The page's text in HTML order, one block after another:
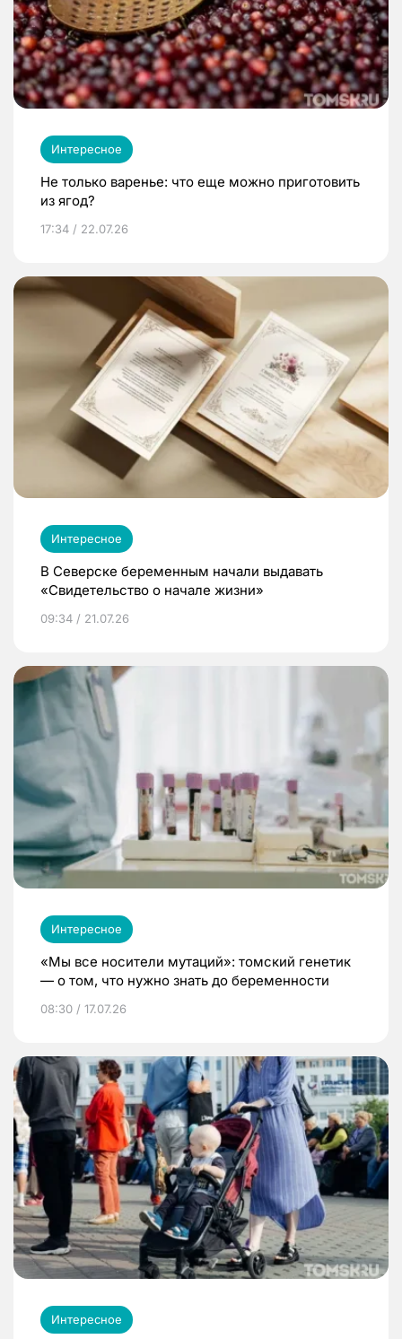
Интересное
Не только варенье: что еще можно приготовить
из ягод?
17:34 / 22.07.26
Интересное
В Северске беременным начали выдавать
«Свидетельство о начале жизни»
09:34 / 21.07.26
Интересное
«Мы все носители мутаций»: томский генетик
— о том, что нужно знать до беременности
08:30 / 17.07.26
Интересное